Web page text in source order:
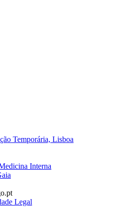
Temporária, Lisboa
Interna
Legal